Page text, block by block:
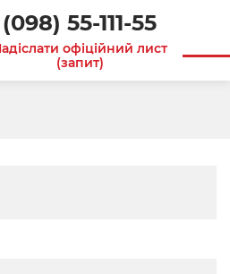
(098) 55-111-55
офіційний лист
(запит)